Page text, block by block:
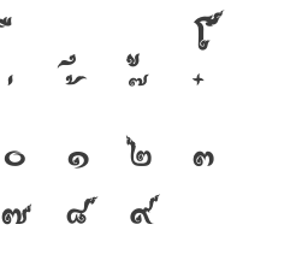
โ
๐ ๑ ๒ ๓
๗ ๘ ๙